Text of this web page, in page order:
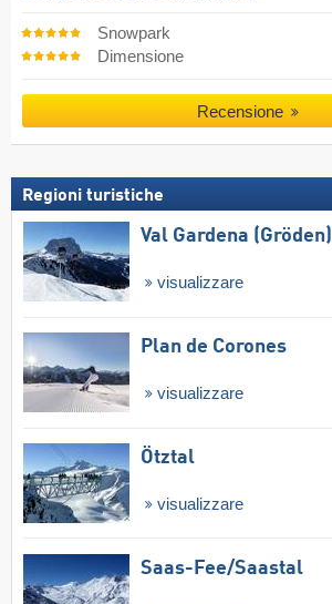
Snowpark
Dimensione
Recensione
Regioni turistiche
Val Gardena (Gröden)
visualizzare
Plan de Corones
visualizzare
Ötztal
visualizzare
Saas-Fee/​Saastal